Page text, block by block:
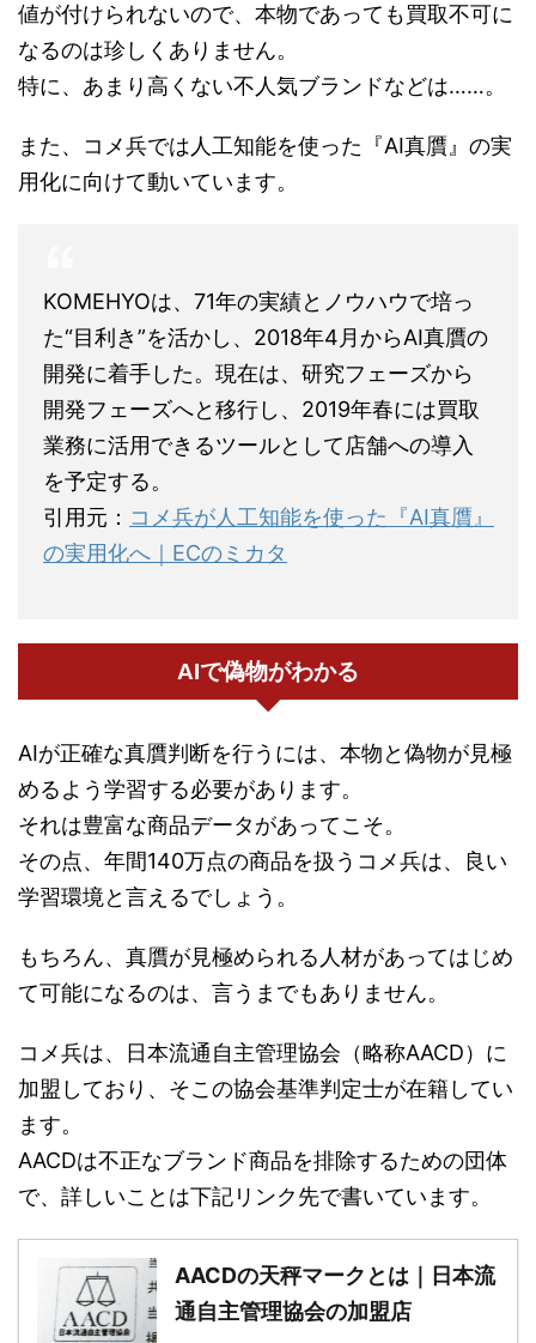
値が付けられないので、本物であっても買取不可に
なるのは珍しくありません。
特に、あまり高くない不人気ブランドなどは……。
また、コメ兵では人工知能を使った『AI真贋』の実
用化に向けて動いています。
KOMEHYOは、71年の実績とノウハウで培っ
た“目利き”を活かし、2018年4月からAI真贋の
開発に着手した。現在は、研究フェーズから
開発フェーズへと移行し、2019年春には買取
業務に活用できるツールとして店舗への導入
を予定する。
引用元： コメ兵が人工知能を使った『AI真贋』
の実用化へ｜ECのミカタ
AIで偽物がわかる
AIが正確な真贋判断を行うには、本物と偽物が見極
めるよう学習する必要があります。
それは豊富な商品データがあってこそ。
その点、年間140万点の商品を扱うコメ兵は、良い
学習環境と言えるでしょう。
もちろん、真贋が見極められる人材があってはじめ
て可能になるのは、言うまでもありません。
コメ兵は、日本流通自主管理協会（略称AACD）に
加盟しており、そこの協会基準判定士が在籍してい
ます。
AACDは不正なブランド商品を排除するための団体
で、詳しいことは下記リンク先で書いています。
AACDの天秤マークとは｜日本流
通自主管理協会の加盟店